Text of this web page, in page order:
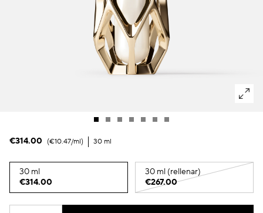
€314.00 €10.47/ml 30 ml
30 ml
€314.00
30 ml (rellenar)
€267.00